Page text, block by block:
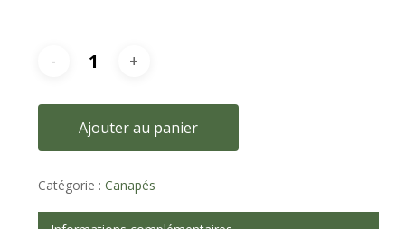
Ajouter au panier
Catégorie : Canapés